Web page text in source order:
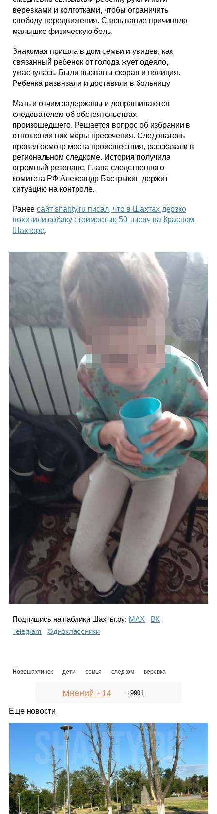
веревками и колготками, чтобы ограничить
свободу передвижения. Связывание причиняло
малышке физическую боль.
Знакомая пришла в дом семьи и увидев, как
связанный ребенок от голода жует одеяло,
ужаснулась. Были вызваны скорая и полиция.
Ребенка развязали и доставили в больницу.
Мать и отчим задержаны и допрашиваются
следователем об обстоятельствах
произошедшего. Решается вопрос об избрании в
отношении них меры пресечения. Следователь
провел осмотр места происшествия, рассказали в
региональном следкоме. История получила
огромный резонанс. Глава следственного
комитета РФ Александр Бастрыкин держит
ситуацию на контроле.
Ранеесайт shahty.ru писал, что в Шахтах дерзко
похитили собаку стоимостью 50 тысяч на Красном
Шахтере.
Подпишись на паблики Шахты.ру: МАХ
ВК
Telegram
Одноклассники
Новошахтинск дети семья следком веревка
Мнений +14 +9901
Еще новости